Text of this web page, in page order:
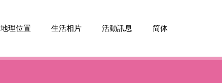
地理位置 生活相片 活動訊息 简体